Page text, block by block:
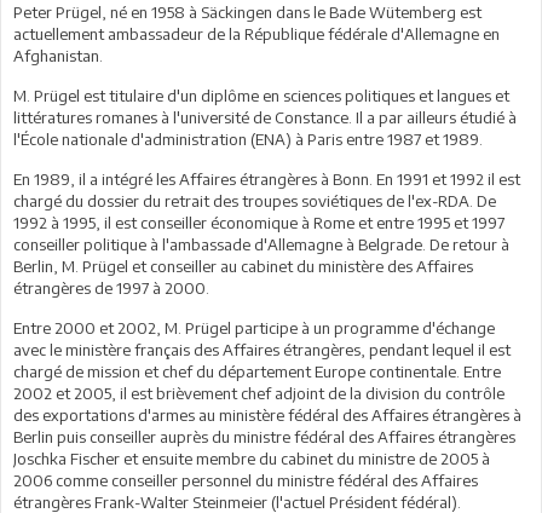
Peter Prügel, né en 1958 à Säckingen dans le Bade Wütemberg est
actuellement ambassadeur de la République fédérale d'Allemagne en
Afghanistan.
M. Prügel est titulaire d'un diplôme en sciences politiques et langues et
littératures romanes à l'université de Constance. Il a par ailleurs étudié à
l'École nationale d'administration (ENA) à Paris entre 1987 et 1989.
En 1989, il a intégré les Affaires étrangères à Bonn. En 1991 et 1992 il est
chargé du dossier du retrait des troupes soviétiques de l'ex-RDA. De
1992 à 1995, il est conseiller économique à Rome et entre 1995 et 1997
conseiller politique à l'ambassade d'Allemagne à Belgrade. De retour à
Berlin, M. Prügel et conseiller au cabinet du ministère des Affaires
étrangères de 1997 à 2000.
Entre 2000 et 2002, M. Prügel participe à un programme d'échange
avec le ministère français des Affaires étrangères, pendant lequel il est
chargé de mission et chef du département Europe continentale. Entre
2002 et 2005, il est brièvement chef adjoint de la division du contrôle
des exportations d'armes au ministère fédéral des Affaires étrangères à
Berlin puis conseiller auprès du ministre fédéral des Affaires étrangères
Joschka Fischer et ensuite membre du cabinet du ministre de 2005 à
2006 comme conseiller personnel du ministre fédéral des Affaires
étrangères Frank-Walter Steinmeier (l'actuel Président fédéral).